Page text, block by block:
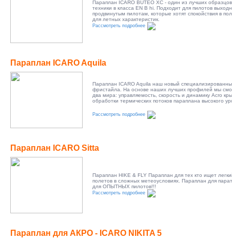
Параплан ICARO BUTEO XC - один из лучших
техники в класса EN B hi. Подходит для пилотов
продвинутым пилотам, которые хотят спокойствия в
для летных характеристик.
Рассмотреть подробнее
Параплан ICARO Aquila
Параплан ICARO Aquila наш новый
фристайла. На основе наших лучших профилей мы
два мира: управляемость, скорость и динамику Acro
обработки термических потоков параплана высокого
Рассмотреть подробнее
Параплан ICARO Sitta
Параплан HIKE & FLY Параплан для тех кто ищет
полетов в сложных метеоусловиях. Параплан для
для ОПЫТНЫХ пилотов!!!
Рассмотреть подробнее
Параплан для АКРО - ICARO NIKITA 5